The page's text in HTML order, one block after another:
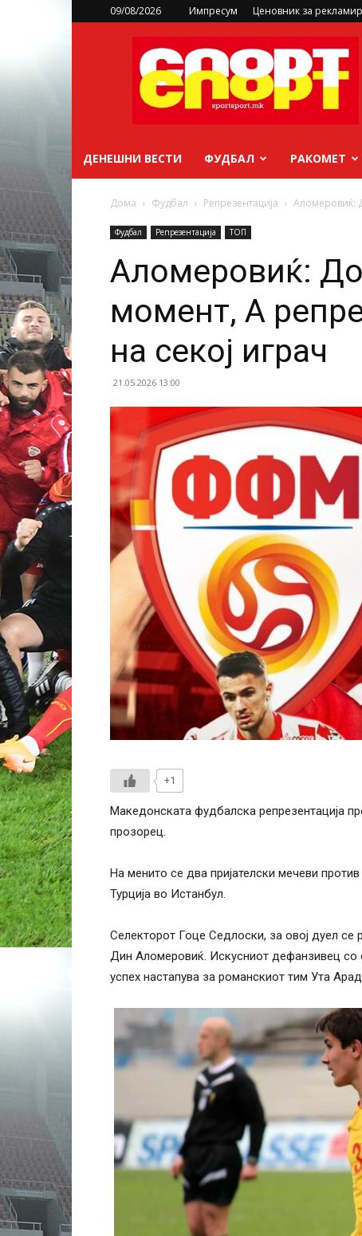
09/08/2026 Импресум Ценовник за
sportsport.mk
ДЕНЕШНИ ВЕСТИ ФУДБАЛ РАКОМЕТ
Дома Фудбал Репрезентација Аломеровиќ:
Фудбал Репрезентација ТОП
Аломеровиќ:
момент, А
на секој играч
21.05.2026 13:00
+1
Македонската фудбалска репрезентација
прозорец.
На менито се два пријателски мечеви
Турција во Истанбул.
Селекторот Гоце Седлоски, за овој дуел се
Дин Аломеровиќ. Искусниот дефанзивец со
успех настапува за романскиот тим Ута